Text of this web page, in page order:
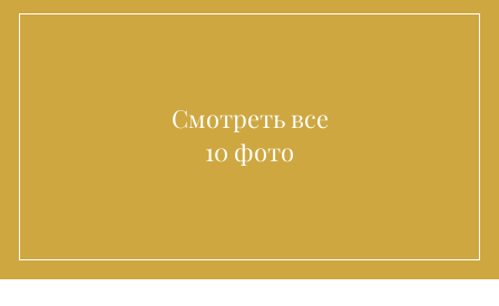
Смотреть все
10 фото